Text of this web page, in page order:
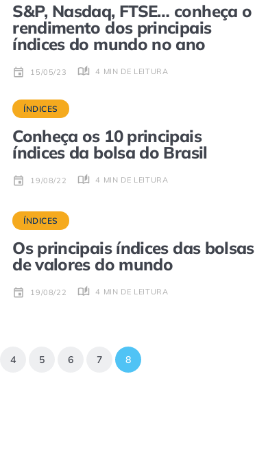
S&P, Nasdaq, FTSE… conheça o
rendimento dos principais
índices do mundo no ano
15/05/23 4 MIN DE LEITURA
ÍNDICES
Conheça os 10 principais
índices da bolsa do Brasil
19/08/22 4 MIN DE LEITURA
ÍNDICES
Os principais índices das bolsas
de valores do mundo
19/08/22 4 MIN DE LEITURA
4 5 6 7 8